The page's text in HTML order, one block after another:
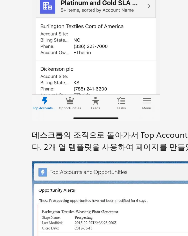
데스크톱의 조직으로 돌아가서 Top
다. 2개 열 템플릿을 사용하여 페이지를 만